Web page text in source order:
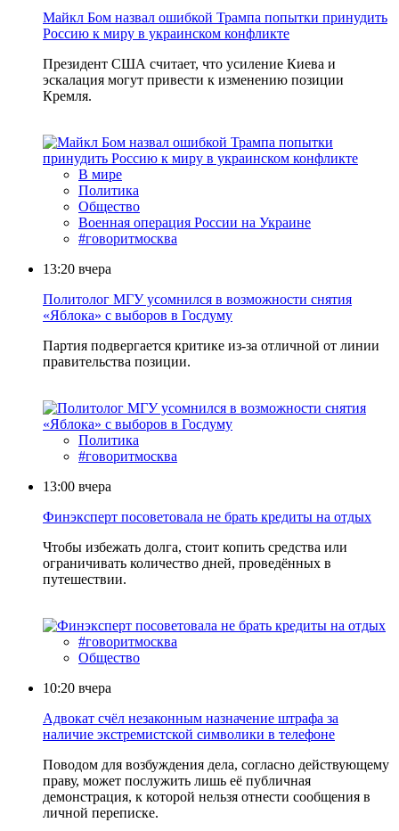
Майкл Бом назвал ошибкой Трампа попытки принудить
Россию к миру в украинском конфликте
Президент США считает, что усиление Киева и
эскалация могут привести к изменению позиции
Кремля.
В мире
Политика
Общество
Военная операция России на Украине
#говоритмосква
13:20 вчера
Политолог МГУ усомнился в возможности снятия
«Яблока» с выборов в Госдуму
Партия подвергается критике из-за отличной от линии
правительства позиции.
Политика
#говоритмосква
13:00 вчера
Финэксперт посоветовала не брать кредиты на отдых
Чтобы избежать долга, стоит копить средства или
ограничивать количество дней, проведённых в
путешествии.
#говоритмосква
Общество
10:20 вчера
Адвокат счёл незаконным назначение штрафа за
наличие экстремистской символики в телефоне
Поводом для возбуждения дела, согласно действующему
праву, может послужить лишь её публичная
демонстрация, к которой нельзя отнести сообщения в
личной переписке.